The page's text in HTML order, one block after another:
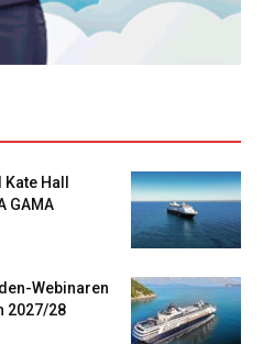
Hall
GAMA
Webinaren
2027/28